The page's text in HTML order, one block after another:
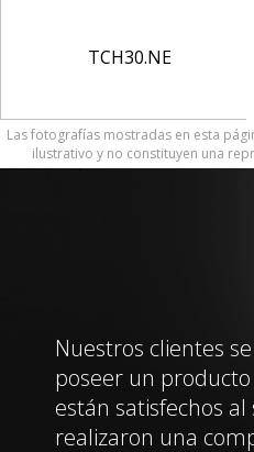
TCH30.NE
Las fotografías mostradas en esta
ilustrativo y no constituyen una
Nuestros clientes
poseer un
están satisfechos
realizaron una